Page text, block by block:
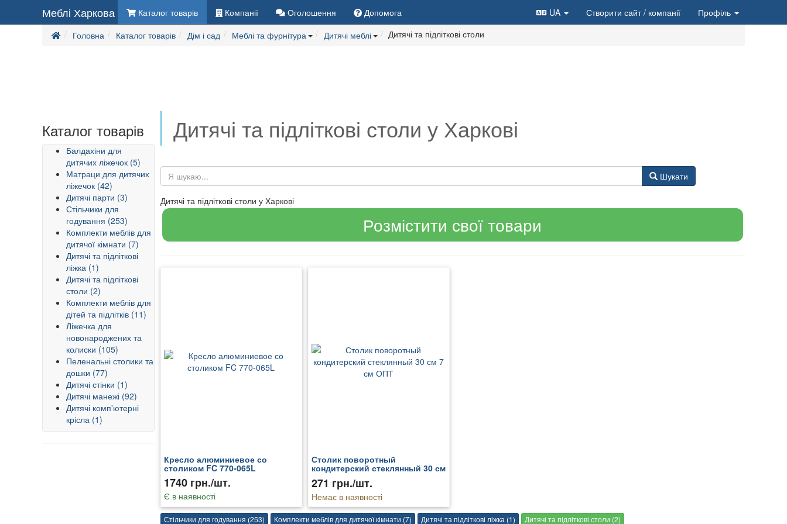
Меблі Харкова Каталог товарів Компанії Оголошення Допомога UA Створити сайт/ компанії
Профіль
Головна
Каталог товарів Дім і сад Меблі та фурнітура Дитячі меблі Дитячі та підліткові столи
Каталог товарів
Балдахіни для
дитячих ліжечок (5)
Матраци для дитячих
ліжечок (42)
Дитячі парти (3)
Стільчики для
годування (253)
Комплекти меблів для
дитячої кімнати (7)
Дитячі та підліткові
ліжка (1)
Дитячі та підліткові
столи (2)
Комплекти меблів для
дітей та підлітків (11)
Ліжечка для
новонароджених та
колиски (105)
Пеленальні столики та
дошки (77)
Дитячі стінки (1)
Дитячі манежі (92)
Дитячі комп'ютерні
крісла (1)
Дитячі та підліткові столи у Харкові
Шукати
Дитячі та підліткові столи у Харкові
Розмістити свої товари
Кресло алюминиевое со
столиком FC 770-065L
1740 грн./шт.
Є в наявності
Столик поворотный
кондитерский стеклянный 30 см
7 см ОПТ
271 грн./шт.
Немає в наявності
Стільчики для годування (253) Комплекти меблів для дитячої кімнати (7) Дитячі та підліткові ліжка (1) Дитячі та підліткові столи (2)